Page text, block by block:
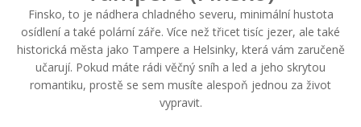
Finsko, to je nádhera chladného severu, minimální hustota
osídlení a také polární záře. Více než třicet tisíc jezer, ale také
historická města jako Tampere a Helsinky, která vám zaručeně
učarují. Pokud máte rádi věčný sníh a led a jeho skrytou
romantiku, prostě se sem musíte alespoň jednou za život
vypravit.